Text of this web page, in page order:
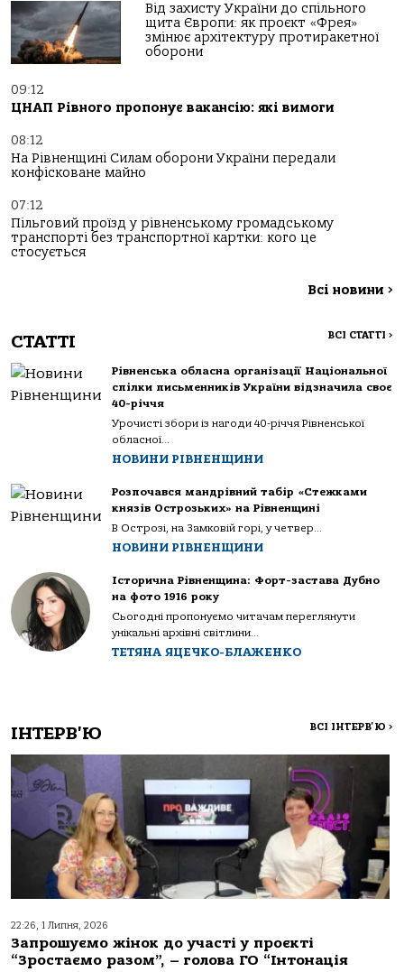
Від захисту України до спільного
щита Європи: як проєкт «Фрея»
змінює архітектуру протиракетної
оборони
09:12
ЦНАП Рівного пропонує вакансію: які вимоги
08:12
На Рівненщині Силам оборони України передали
конфісковане майно
07:12
Пільговий проїзд у рівненському громадському
транспорті без транспортної картки: кого це
стосується
Всі новини >
СТАТТІ ВСІ СТАТТІ >
Рівненська обласна організації Національної
спілки письменників України відзначила своє
40-річчя
Урочисті збори із нагоди 40-річчя Рівненської
обласної...
НОВИНИ РІВНЕНЩИНИ
Розпочався мандрівний табір «Стежками
князів Острозьких» на Рівненщині
В Острозі, на Замковій горі, у четвер...
НОВИНИ РІВНЕНЩИНИ
Історична Рівненщина: Форт-застава Дубно
на фото 1916 року
Сьогодні пропонуємо читачам переглянути
унікальні архівні світлини...
ТЕТЯНА ЯЦЕЧКО-БЛАЖЕНКО
ІНТЕРВ'Ю ВСІ ІНТЕРВ'Ю >
22:26, 1 Липня, 2026
Запрошуємо жінок до участі у проєкті
“Зростаємо разом”, – голова ГО “Інтонація